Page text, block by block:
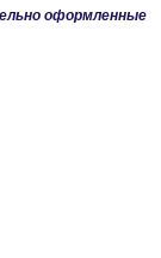
оформленные